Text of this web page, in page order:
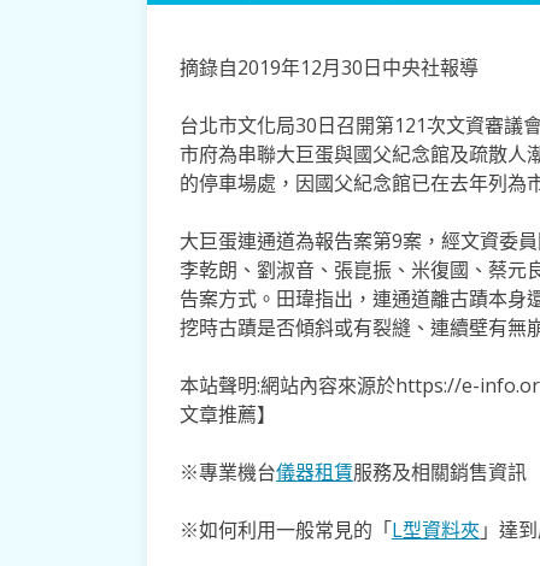
摘錄自2019年12月30日中央社報導
台北市文化局30日召開第121次文資審議
市府為串聯大巨蛋與國父紀念館及疏散人
的停車場處，因國父紀念館已在去年列為
大巨蛋連通道為報告案第9案，經文資委
李乾朗、劉淑音、張崑振、米復國、蔡
告案方式。田瑋指出，連通道離古蹟本
挖時古蹟是否傾斜或有裂縫、連續壁有無
本站聲明:網站內容來源於https://e-
文章推薦】
※專業機台儀器租賃服務及相關銷售資訊
※如何利用一般常見的「L型資料夾」達